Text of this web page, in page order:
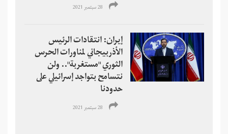
28 سبتمبر 2021
إيران: انتقادات الرئيس
الأذربيجاني لمناورات الحرس
الثوري "مستغربة".. ولن
نتسامح بتواجد إسرائيلي على
حدودنا
28 سبتمبر 2021